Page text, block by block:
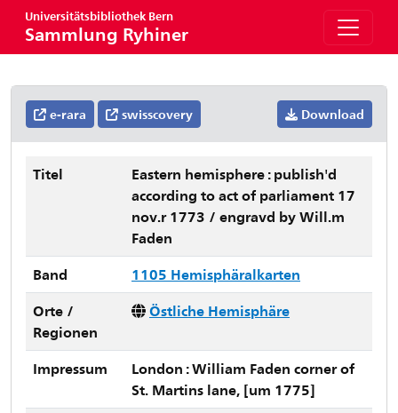
Universitätsbibliothek Bern
Sammlung Ryhiner
e-rara swisscovery Download
Titel
Eastern hemisphere : publish'd
according to act of parliament 17
nov.r 1773 / engravd by Will.m
Faden
Band
1105 Hemisphäralkarten
Orte /
Regionen
Östliche Hemisphäre
Impressum
London : William Faden corner of
St. Martins lane, [um 1775]